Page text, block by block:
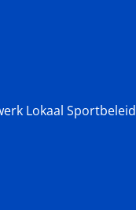
Lokaal Sportbeleid